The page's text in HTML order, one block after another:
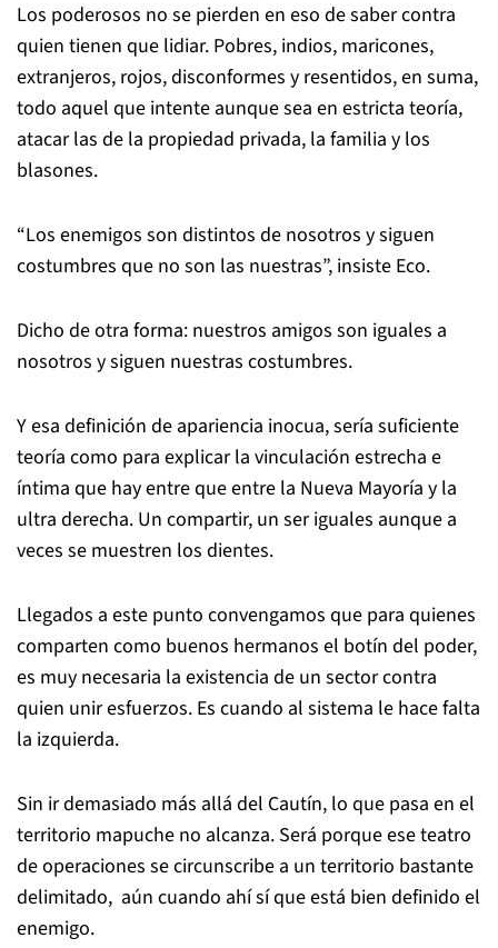
Los poderosos no se pierden en eso de saber contra
quien tienen que lidiar. Pobres, indios, maricones,
extranjeros, rojos, disconformes y resentidos, en suma,
todo aquel que intente aunque sea en estricta teoría,
atacar las de la propiedad privada, la familia y los
blasones.
“Los enemigos son distintos de nosotros y siguen
costumbres que no son las nuestras”, insiste Eco.
Dicho de otra forma: nuestros amigos son iguales a
nosotros y siguen nuestras costumbres.
Y esa definición de apariencia inocua, sería suficiente
teoría como para explicar la vinculación estrecha e
íntima que hay entre que entre la Nueva Mayoría y la
ultra derecha. Un compartir, un ser iguales aunque a
veces se muestren los dientes.
Llegados a este punto convengamos que para quienes
comparten como buenos hermanos el botín del poder,
es muy necesaria la existencia de un sector contra
quien unir esfuerzos. Es cuando al sistema le hace falta
la izquierda.
Sin ir demasiado más allá del Cautín, lo que pasa en el
territorio mapuche no alcanza. Será porque ese teatro
de operaciones se circunscribe a un territorio bastante
delimitado, aún cuando ahí sí que está bien definido el
enemigo.